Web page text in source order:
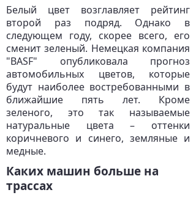
Белый цвет возглавляет рейтинг
второй раз подряд. Однако в
следующем году, скорее всего, его
сменит зеленый. Немецкая компания
"BASF" опубликовала прогноз
автомобильных цветов, которые
будут наиболее востребованными в
ближайшие пять лет. Кроме
зеленого, это так называемые
натуральные цвета – оттенки
коричневого и синего, земляные и
медные.
Каких машин больше на
трассах